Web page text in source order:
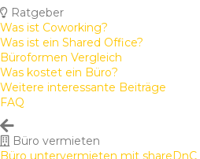
Ratgeber
Was ist Coworking?
Was ist ein Shared Office?
Büroformen Vergleich
Was kostet ein Büro?
Weitere interessante Beiträge
FAQ
Büro vermieten
Büro untervermieten mit shareDnC